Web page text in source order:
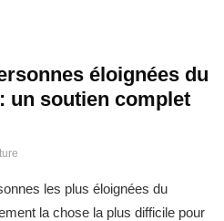
éloignées du
un soutien complet
les plus éloignées du
la chose la plus difficile pour